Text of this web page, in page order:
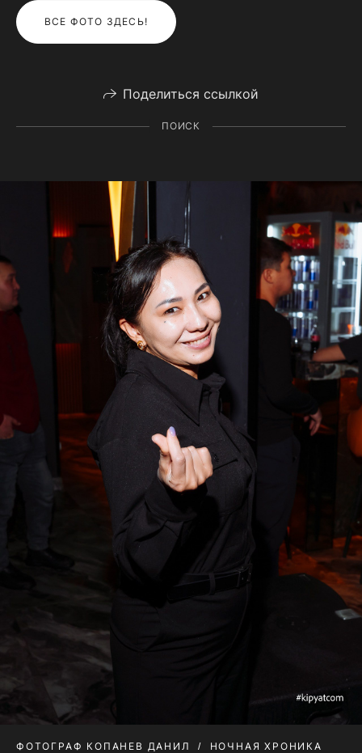
ВСЕ ФОТО ЗДЕСЬ!
Поделиться ссылкой
ПОИСК
ФОТОГРАФ КОПАНЕВ ДАНИЛ НОЧНАЯ ХРОНИКА